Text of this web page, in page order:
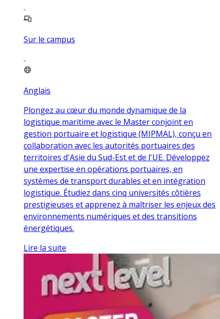
Sur le campus
Anglais
Plongez au cœur du monde dynamique de la
logistique maritime avec le Master conjoint en
gestion portuaire et logistique (MIPMAL), conçu en
collaboration avec les autorités portuaires des
territoires d'Asie du Sud-Est et de l'UE. Développez
une expertise en opérations portuaires, en
systèmes de transport durables et en intégration
logistique. Étudiez dans cinq universités côtières
prestigieuses et apprenez à maîtriser les enjeux des
environnements numériques et des transitions
énergétiques.
Lire la suite